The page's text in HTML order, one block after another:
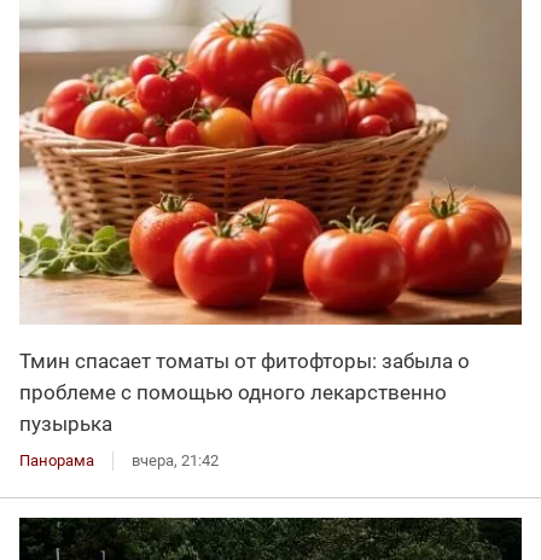
Тмин спасает томаты от фитофторы: забыла о
проблеме с помощью одного лекарственно
пузырька
Панорама вчера, 21:42